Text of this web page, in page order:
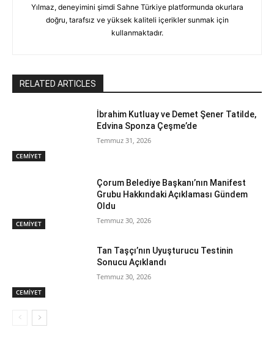
Yılmaz, deneyimini şimdi Sahne Türkiye platformunda okurlara
doğru, tarafsız ve yüksek kaliteli içerikler sunmak için
kullanmaktadır.
RELATED ARTICLES
CEMİYET
İbrahim Kutluay ve Demet Şener Tatilde,
Edvina Sponza Çeşme’de
Temmuz 31, 2026
CEMİYET
Çorum Belediye Başkanı’nın Manifest
Grubu Hakkındaki Açıklaması Gündem
Oldu
Temmuz 30, 2026
CEMİYET
Tan Taşçı’nın Uyuşturucu Testinin
Sonucu Açıklandı
Temmuz 30, 2026